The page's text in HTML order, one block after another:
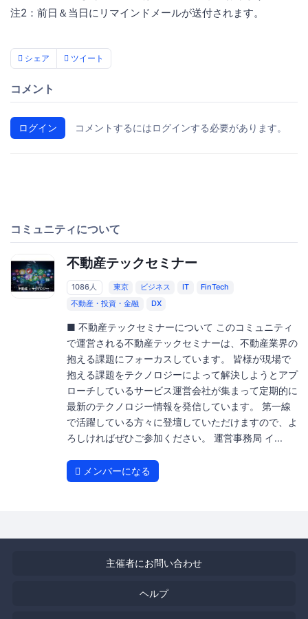
注2：前日＆当日にリマインドメールが送付されます。
シェア ツイート
コメント
ログイン コメントするにはログインする必要があります。
コミュニティについて
不動産テックセミナー
1086人 東京 ビジネス IT
FinTech
不動産・投資・金融
DX
■ 不動産テックセミナーについて このコミュニティ
で運営される不動産テックセミナーは、不動産業界の
抱える課題にフォーカスしています。 皆様が現場で
抱える課題をテクノロジーによって解決しようとアプ
ローチしているサービス運営会社が集まって定期的に
最新のテクノロジー情報を発信しています。 第一線
で活躍している方々に登壇していただけますので、よ
ろしければぜひご参加ください。 運営事務局 イ...
メンバーになる
主催者にお問い合わせ
ヘルプ